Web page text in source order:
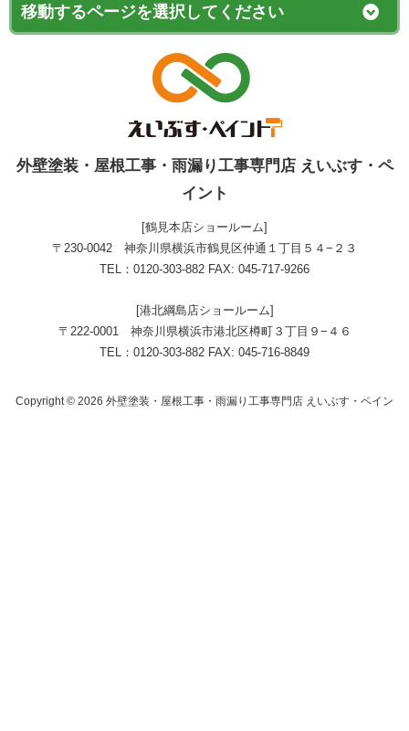
外壁塗装・屋根工事・雨漏り工事専門店 えいぶす・ペ
イント
[鶴見本店ショールーム]
〒230-0042 神奈川県横浜市鶴見区仲通１丁目５４−２３
TEL：0120-303-882 FAX: 045-717-9266
[港北綱島店ショールーム]
〒222-0001 神奈川県横浜市港北区樽町３丁目９−４６
TEL：0120-303-882 FAX: 045-716-8849
Copyright © 2026 外壁塗装・屋根工事・雨漏り工事専門店 えいぶす・ペイン